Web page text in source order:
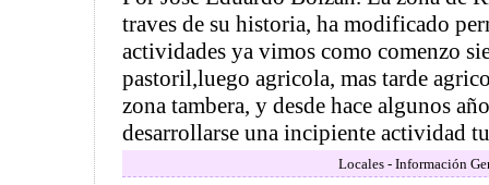
traves de su historia, ha modificado
actividades ya vimos como comenzo
pastoril,luego agricola, mas tarde
zona tambera, y desde hace algunos
desarrollarse una incipiente actividad
Locales - Información